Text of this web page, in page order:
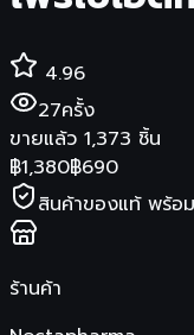
4.96
27ครั้ง
ขายแล้ว 1,373 ชิ้น
฿1,380฿690
สินค้าของแท้ พร้อ
ร้านค้า